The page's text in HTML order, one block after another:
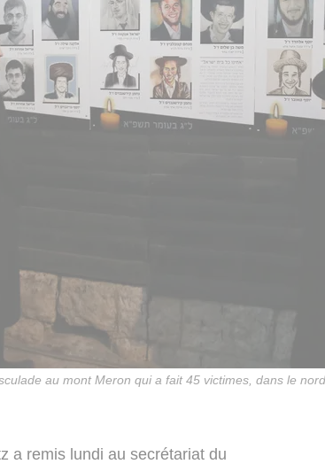
au mont Meron qui a fait 45 victimes, dans le
a remis lundi au secrétariat du